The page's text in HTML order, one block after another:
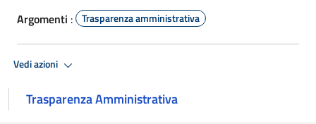
Argomenti : Trasparenza amministrativa
Vedi azioni
Trasparenza Amministrativa